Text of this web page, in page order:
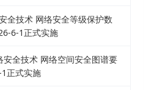
全技术 网络安全等级保护数
6-1正式实施
全技术 网络空间安全图谱要
正式实施